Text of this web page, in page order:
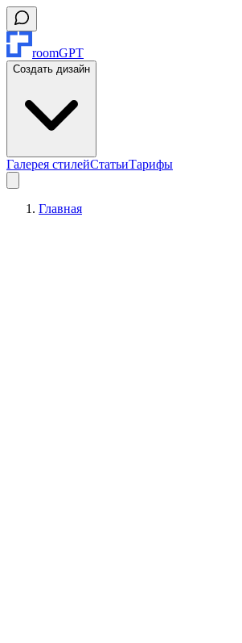
roomGPT
Создать дизайн
Галерея стилейСтатьиТарифы
Главная